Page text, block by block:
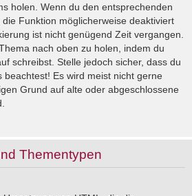
holen. Wenn du den entsprechenden
Funktion möglicherweise deaktiviert
ist nicht genügend Zeit vergangen.
nach oben zu holen, indem du
schreibst. Stelle jedoch sicher, dass du
beachtest! Es wird meist nicht gerne
Grund auf alte oder abgeschlossene
Thementypen